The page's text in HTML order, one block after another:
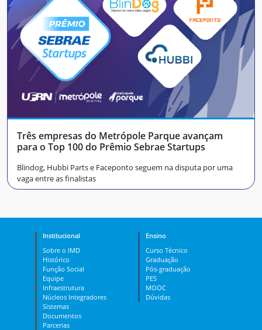
Três empresas do Metrópole Parque avançam
para o Top 100 do Prêmio Sebrae Startups
Blindog, Hubbi Parts e Faceponto seguem na disputa por uma
vaga entre as finalistas
Institucional
Sobre o IMD
Histórico
Função Social
Equipe
Infraestrutura
Núcleos Integradores
Sistemas
Documentos
Parcerias
Ensino
Curso Técnico
Graduação
Pós-graduação
PES
MOOC
Dúvidas